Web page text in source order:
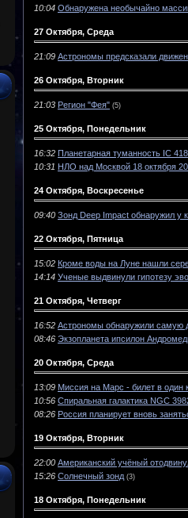
10:04 Обнаружена необычайно
27 Октября, Среда
21:09 Астрономы предсказали
26 Октября, Вторник
21:03 Регион "Фея" (5)
25 Октября, Понедельник
16:32 Планетарная туманность IC 418
10:31 НЛО над Москвой 18 октября
24 Октября, Воскресенье
09:40 Зонд Deep Impact обнаружил у
22 Октября, Пятница
15:02 Кроме воды на Луне нашли
14:14 Ученые выдвинули гипотезу
21 Октября, Четверг
16:52 Астрономы обнаружили самую
08:46 Экзопланета ипсилон
20 Октября, Среда
13:09 Миссия на Марс - билет в один
10:56 Спиральная галактика NGC
08:26 Россия планирует вновь
19 Октября, Вторник
22:00 Американский учёный
15:26 Солнечный зонд (3)
18 Октября, Понедельник